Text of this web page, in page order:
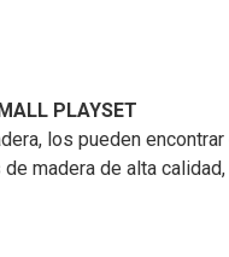
PLAYSET
los pueden
madera de alta